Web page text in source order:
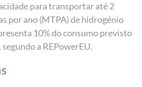
para transportar até 2
por ano (MTPA) de hidrogénio
10% do consumo previsto
a REPowerEU.